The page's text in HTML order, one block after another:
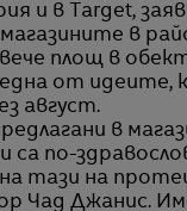
и в Target,
в
площ в
от идеите,
август.
в
са по-
тази на
Чад Джанис.